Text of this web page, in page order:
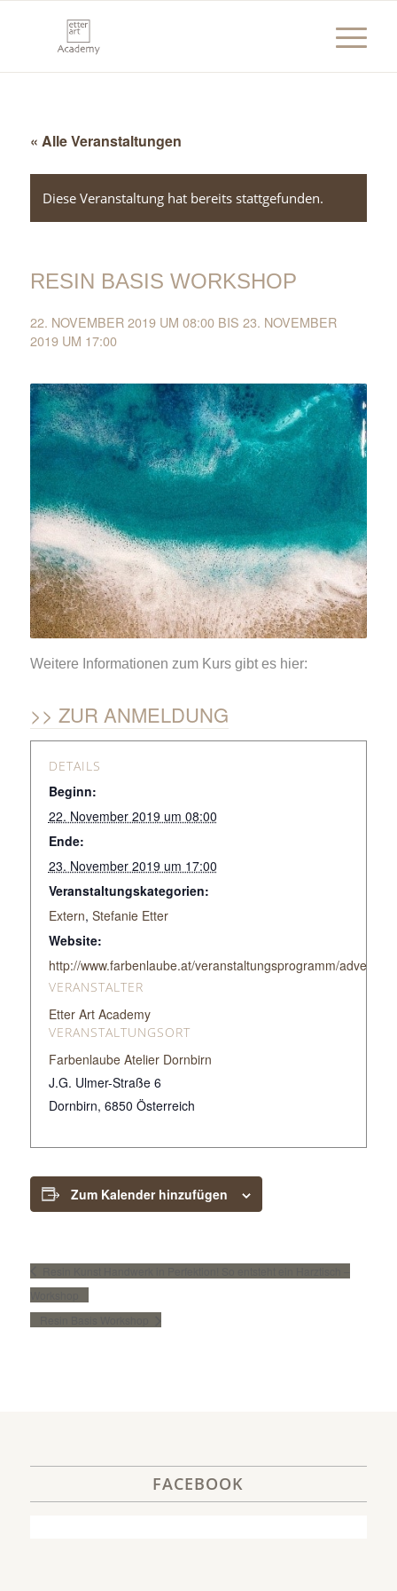
« Alle Veranstaltungen
Diese Veranstaltung hat bereits stattgefunden.
RESIN BASIS WORKSHOP
22. NOVEMBER 2019 UM 08:00BIS 23. NOVEMBER
2019 UM 17:00
Weitere Informationen zum Kurs gibt es hier:
ZUR ANMELDUNG
DETAILS
Beginn:
22. November 2019 um 08:00
Ende:
23. November 2019 um 17:00
Veranstaltungskategorien:
Extern, Stefanie Etter
Website:
http://www.farbenlaube.at/veranstaltungsprogramm/
VERANSTALTUNGSORT
Farbenlaube Atelier Dornbirn
J.G. Ulmer-Straße 6
Dornbirn, 6850 Österreich
VERANSTALTER
Etter Art Academy
Zum Kalender hinzufügen
FACEBOOK